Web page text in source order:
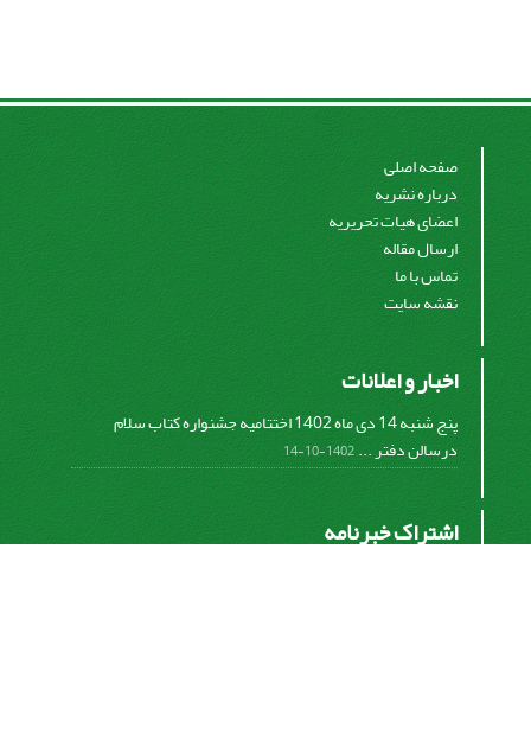
صفحه اصلی
درباره نشریه
اعضای هیات تحریریه
ارسال مقاله
تماس با ما
نقشه سایت
اخبار و اعلانات
پنج شنبه 14 دی ماه 1402 اختتامیه جشنواره کتاب سلام
درسالن دفتر ...1402-10-14
اشتراک خبرنامه